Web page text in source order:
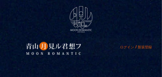
ログイン / 新規登録